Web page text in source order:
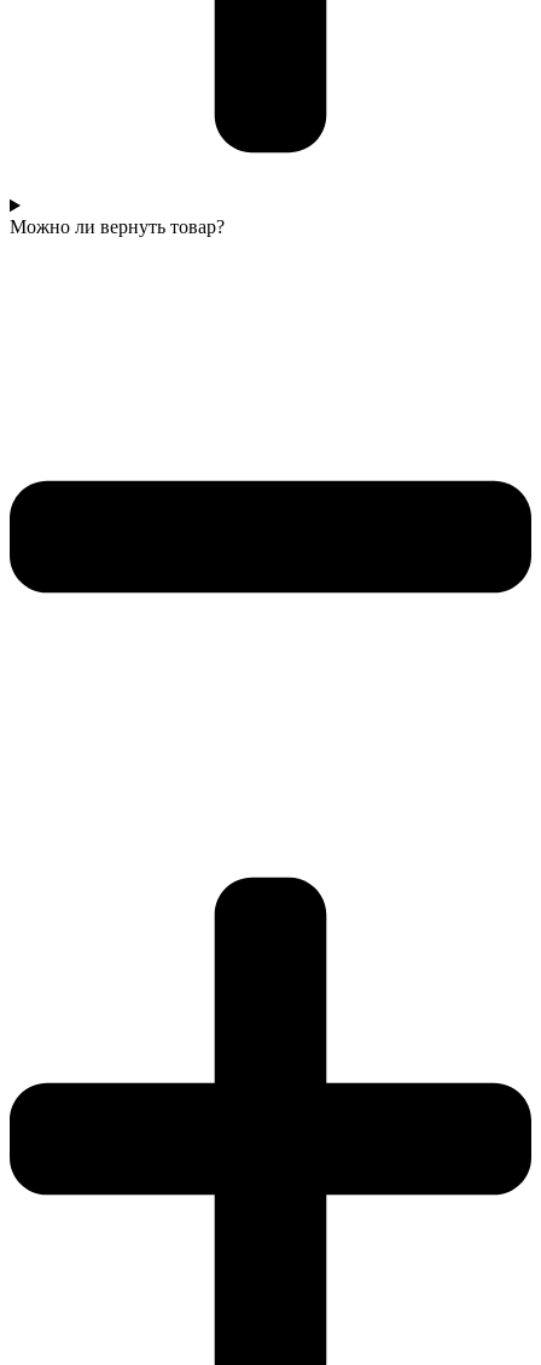
Можно ли вернуть товар?